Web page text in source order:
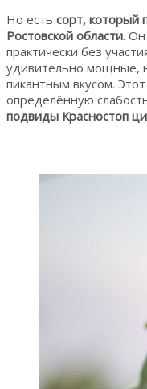
Но есть сорт, который
Ростовской области.
практически без
удивительно мощные,
пикантным вкусом.
определённую
подвиды Красностоп